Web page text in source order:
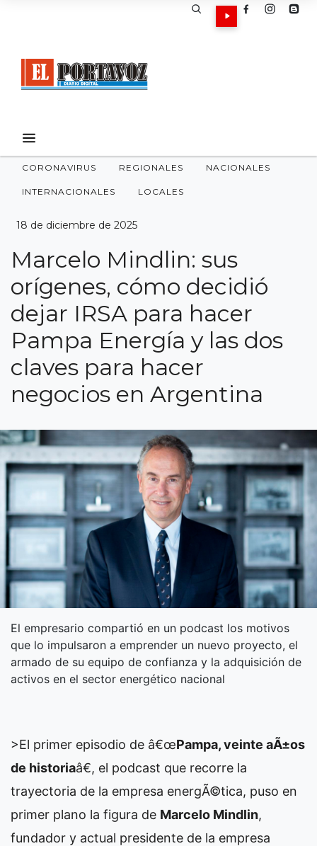
CORONAVIRUS REGIONALES NACIONALES
INTERNACIONALES LOCALES
18 de diciembre de 2025
Marcelo Mindlin: sus
orígenes, cómo decidió
dejar IRSA para hacer
Pampa Energía y las dos
claves para hacer
negocios en Argentina
El empresario compartió en un podcast los motivos
que lo impulsaron a emprender un nuevo proyecto, el
armado de su equipo de confianza y la adquisición de
activos en el sector energético nacional
>El primer episodio de â€œPampa, veinte aÃ±os
de historiaâ€, el podcast que recorre la
trayectoria de la empresa energÃ©tica, puso en
primer plano la figura de Marcelo Mindlin,
fundador y actual presidente de la empresa